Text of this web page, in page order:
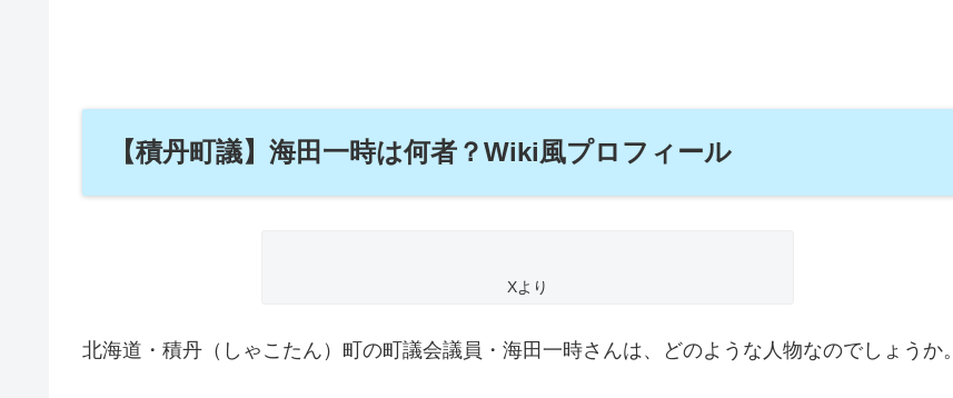
【積丹町議】海田一時は何者？Wiki風プロフィール
Xより
北海道・積丹（しゃこたん）町の町議会議員・海田一時さんは、どのような人物なのでしょうか。